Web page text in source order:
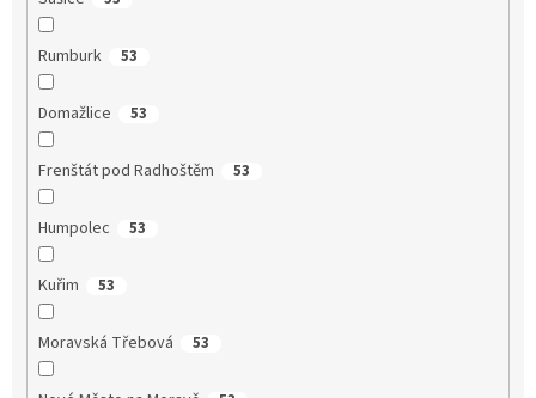
Rumburk 53
Domažlice 53
Frenštát pod Radhoštěm 53
Humpolec 53
Kuřim 53
Moravská Třebová 53